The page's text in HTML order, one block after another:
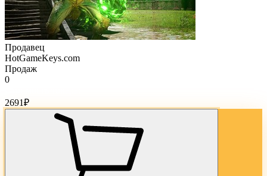
Продавец
HotGameKeys.com
Продаж
0
2691₽